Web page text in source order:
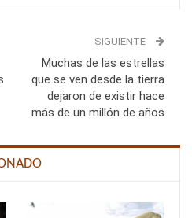
SIGUIENTE
Muchas de las estrellas
que se ven desde la tierra
dejaron de existir hace
más de un millón de años